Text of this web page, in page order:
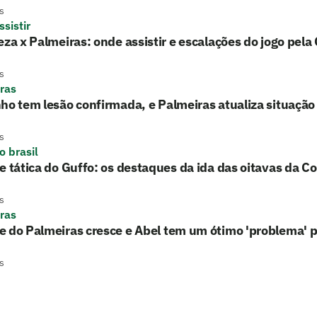
x Palmeiras: onde assistir e escalações do jogo pela
tem lesão confirmada, e Palmeiras atualiza
brasil
tática do Guffo: os destaques da ida das oitavas da
do Palmeiras cresce e Abel tem um ótimo 'problema'